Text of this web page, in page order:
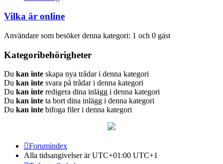
Vilka är online
Användare som besöker denna kategori: 1 och 0 gäst
Kategoribehörigheter
Du kan inte skapa nya trådar i denna kategori
Du kan inte svara på trådar i denna kategori
Du kan inte redigera dina inlägg i denna kategori
Du kan inte ta bort dina inlägg i denna kategori
Du kan inte bifoga filer i denna kategori
Forumindex
Alla tidsangivelser är UTC+01:00 UTC+1